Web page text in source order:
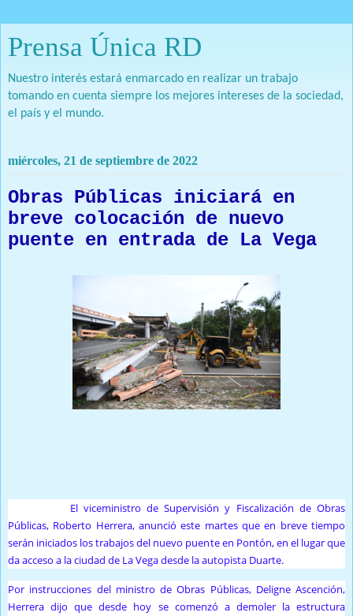
Prensa Única RD
Nuestro interés estará enmarcado en realizar un trabajo
tomando en cuenta siempre los mejores intereses de la sociedad,
el país y el mundo.
miércoles, 21 de septiembre de 2022
Obras Públicas iniciará en
breve colocación de nuevo
puente en entrada de La Vega
El viceministro de Supervisión y Fiscalización de Obras
Públicas, Roberto Herrera, anunció este martes que en breve tiempo
serán iniciados los trabajos del nuevo puente en Pontón, en el lugar que
da acceso a la ciudad de La Vega desde la autopista Duarte.
Por instrucciones del ministro de Obras Públicas, Deligne Ascención,
Herrera dijo que desde hoy se comenzó a demoler la estructura